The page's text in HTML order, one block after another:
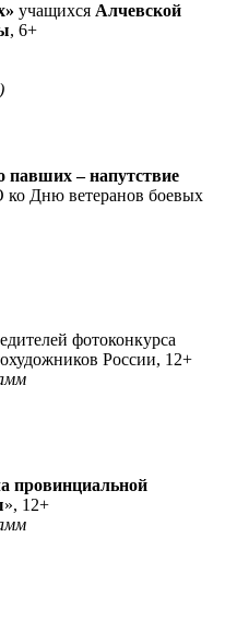
учащихся Алчевской
, 6+
павших – напутствие
Дню ветеранов боевых
фотоконкурса
России, 12+
провинциальной
», 12+